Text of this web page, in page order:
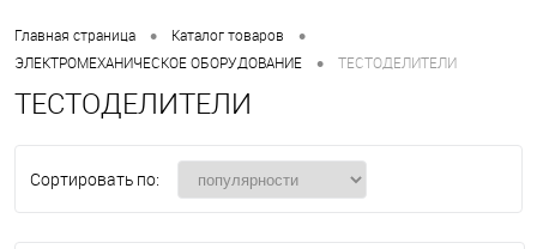
Главная страница • Каталог товаров •
ЭЛЕКТРОМЕХАНИЧЕСКОЕ ОБОРУДОВАНИЕ • ТЕСТОДЕЛИТЕЛИ
ТЕСТОДЕЛИТЕЛИ
Сортировать по: